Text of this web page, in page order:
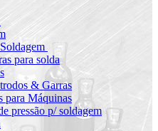
para solda
& Garras
para Máquinas
pressão p/ soldagem